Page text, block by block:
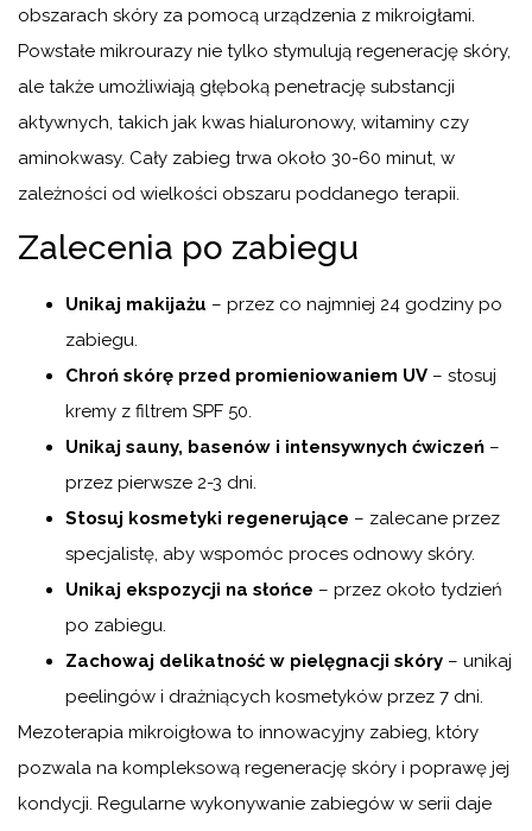
obszarach skóry za pomocą urządzenia z mikroigłami.
Powstałe mikrourazy nie tylko stymulują regenerację skóry,
ale także umożliwiają głęboką penetrację substancji
aktywnych, takich jak kwas hialuronowy, witaminy czy
aminokwasy. Cały zabieg trwa około 30-60 minut, w
zależności od wielkości obszaru poddanego terapii.
Zalecenia po zabiegu
Unikaj makijażu – przez co najmniej 24 godziny po
zabiegu.
Chroń skórę przed promieniowaniem UV – stosuj
kremy z filtrem SPF 50.
Unikaj sauny, basenów i intensywnych ćwiczeń –
przez pierwsze 2-3 dni.
Stosuj kosmetyki regenerujące – zalecane przez
specjalistę, aby wspomóc proces odnowy skóry.
Unikaj ekspozycji na słońce – przez około tydzień
po zabiegu.
Zachowaj delikatność w pielęgnacji skóry – unikaj
peelingów i drażniących kosmetyków przez 7 dni.
Mezoterapia mikroigłowa to innowacyjny zabieg, który
pozwala na kompleksową regenerację skóry i poprawę jej
kondycji. Regularne wykonywanie zabiegów w serii daje